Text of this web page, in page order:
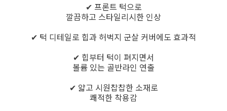
✔ 프론트 턱으로
깔끔하고 스타일리시한 인상
✔ 턱 디테일로 힙과 허벅지 군살 커버에도 효과적
✔ 힙부터 턱이 펴지면서
볼륨 있는 골반라인 연출
✔ 얇고 시원찹찹한 소재로
쾌적한 착용감